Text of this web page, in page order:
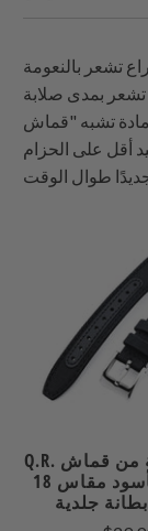
تشعر بالنعومة
بمدى صلابة
مادة تشبه "قماش
أقل على الحزام
Q.R. حزام ساعة من قماش
الشراع الأسود مقاس 18
جلدية